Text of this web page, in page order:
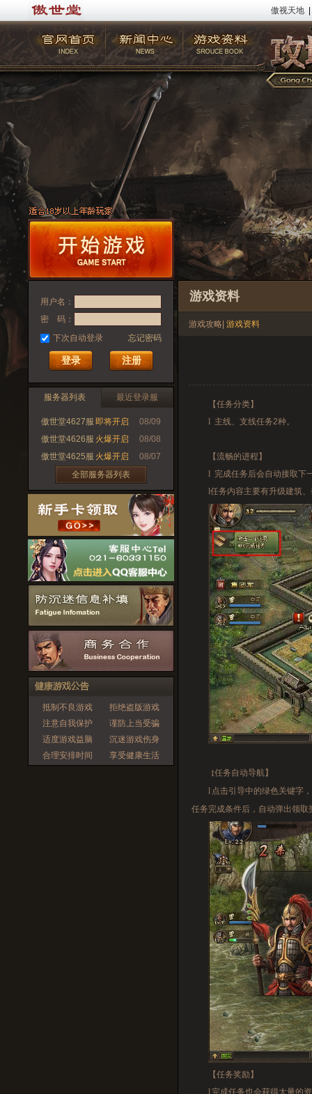
傲视天地
用户名：
密 码：
下次自动登录
忘记密码
注册
服务器列表 最近登录服
傲世堂4627服 即将开启
08/09
傲世堂4626服 火爆开启
08/08
傲世堂4625服 火爆开启
08/07
全部服务器列表
抵制不良游戏
拒绝盗版游戏
注意自我保护
谨防上当受骗
适度游戏益脑
沉迷游戏伤身
合理安排时间
享受健康生活
游戏资料
游戏攻略 游戏资料
【任务分类】
l 主线、支线任务2种。
【流畅的进程】
l 完成任务后会自动接取下
l任务内容主要有升级建筑
【任务自动导航】
l 点击引导中的绿色关键字，
任务完成条件后，自动弹出领取
【任务奖励】
l 完成任务也会获得大量的